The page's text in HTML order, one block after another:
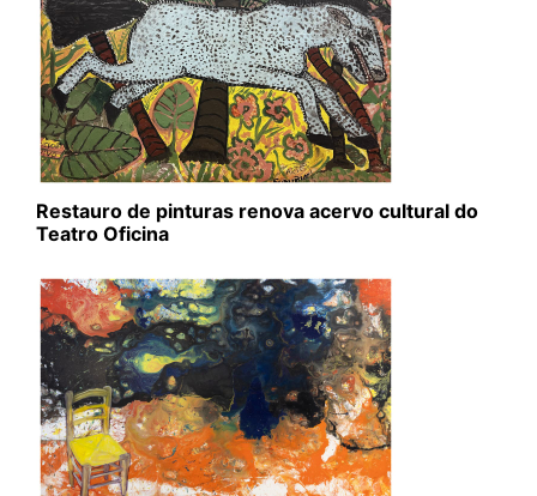
Restauro de pinturas renova acervo cultural do
Teatro Oficina